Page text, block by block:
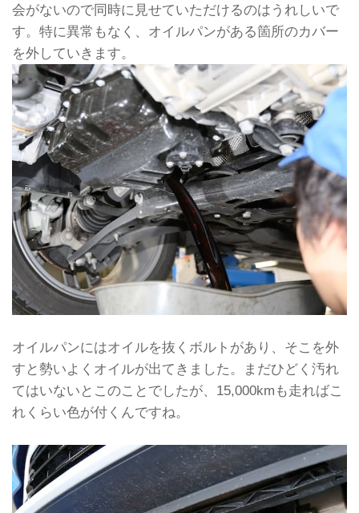
会がないので同時に見せていただけるのはうれしいで
す。特に異常もなく、オイルパンがある箇所のカバー
を外していきます。
オイルパンにはオイルを抜くボルトがあり、そこを外
すと勢いよくオイルが出てきました。まだひどく汚れ
てはいないとこのことでしたが、15,000kmも走ればこ
れくらい色が付くんですね。